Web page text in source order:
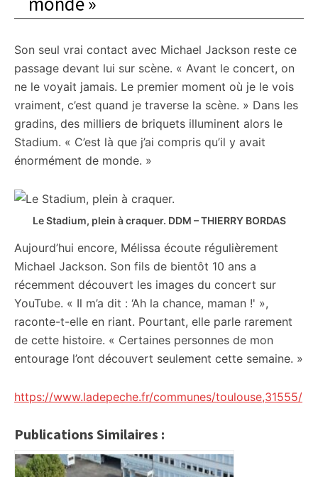
Son seul vrai contact avec Michael Jackson reste ce
passage devant lui sur scène. « Avant le concert, on
ne le voyait jamais. Le premier moment où je le vois
vraiment, c’est quand je traverse la scène. » Dans les
gradins, des milliers de briquets illuminent alors le
Stadium. « C’est là que j’ai compris qu’il y avait
énormément de monde. »
Le Stadium, plein à craquer. DDM – THIERRY BORDAS
Aujourd’hui encore, Mélissa écoute régulièrement
Michael Jackson. Son fils de bientôt 10 ans a
récemment découvert les images du concert sur
YouTube. « Il m’a dit : ‘Ah la chance, maman !' »,
raconte-t-elle en riant. Pourtant, elle parle rarement
de cette histoire. « Certaines personnes de mon
entourage l’ont découvert seulement cette semaine. »
https://www.ladepeche.fr/communes/toulouse,31555/
Publications Similaires :